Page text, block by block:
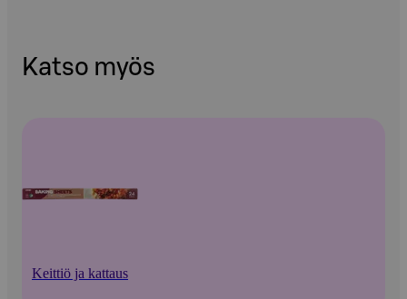
Katso myös
Keittiö ja kattaus